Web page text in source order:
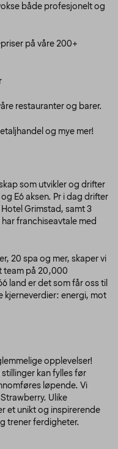
både profesjonelt og
på våre 200+
restauranter og barer.
og mye mer!
som utvikler og drifter
E6 aksen. Pr i dag drifter
Grimstad, samt 3
franchiseavtale med
20 spa og mer, skaper vi
team på 20,000
land er det som får oss til
kjerneverdier: energi, mot
opplevelser!
kan fylles før
løpende. Vi
Ulike
et unikt og inspirerende
trener ferdigheter.